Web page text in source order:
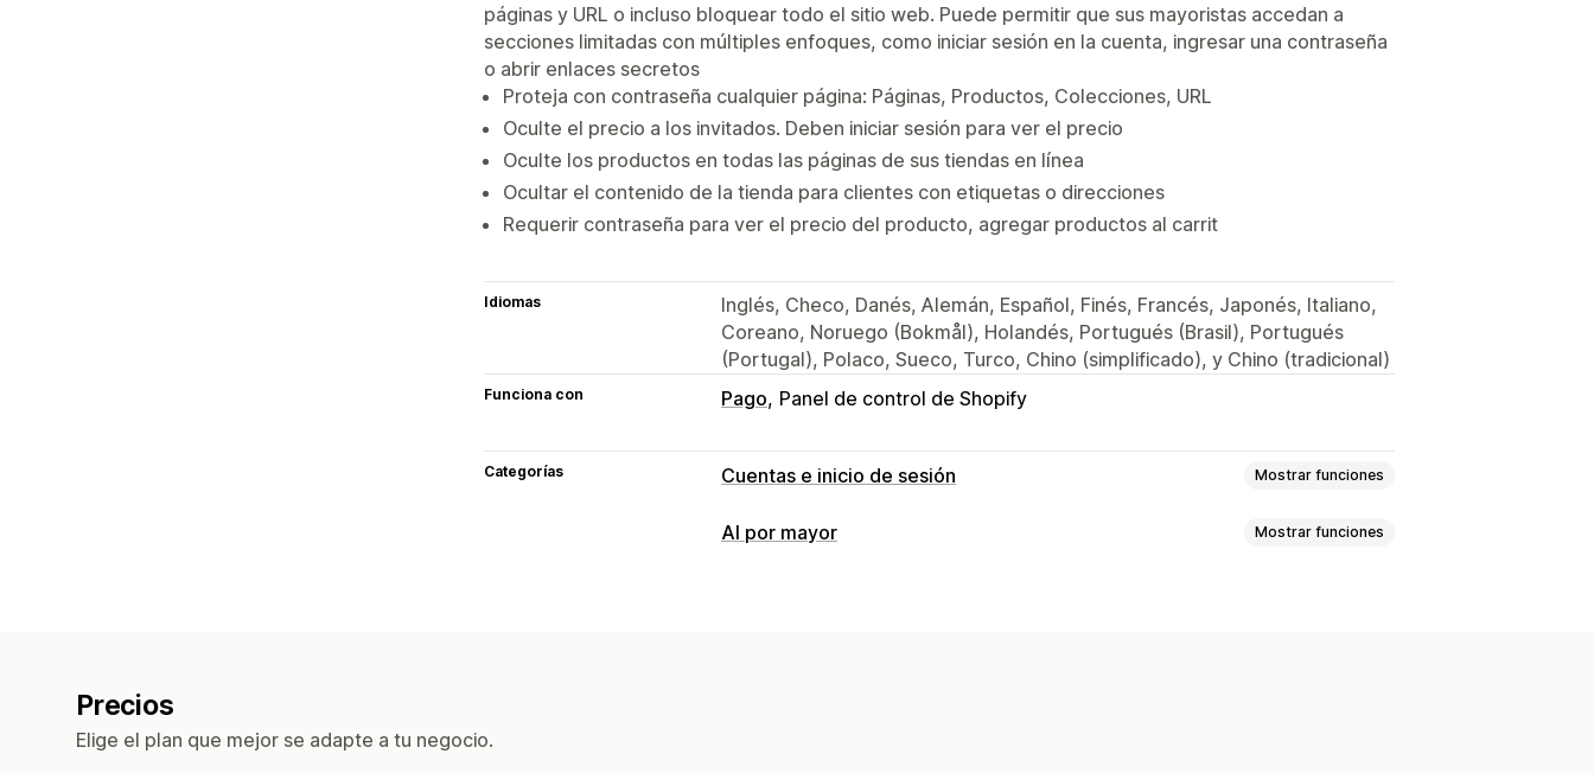
páginas y URL o incluso bloquear todo el sitio web. Puede permitir que sus mayoristas accedan a
secciones limitadas con múltiples enfoques, como iniciar sesión en la cuenta, ingresar una contraseña
o abrir enlaces secretos
Proteja con contraseña cualquier página: Páginas, Productos, Colecciones, URL
Oculte el precio a los invitados. Deben iniciar sesión para ver el precio
Oculte los productos en todas las páginas de sus tiendas en línea
Ocultar el contenido de la tienda para clientes con etiquetas o direcciones
Requerir contraseña para ver el precio del producto, agregar productos al carrit
Idiomas
Inglés, Checo, Danés, Alemán, Español, Finés, Francés, Japonés, Italiano,
Coreano, Noruego (Bokmål), Holandés, Portugués (Brasil), Portugués
(Portugal), Polaco, Sueco, Turco, Chino (simplificado), y Chino (tradicional)
Funciona con Pago Panel de control de Shopify
Categorías Cuentas e inicio de sesión Mostrar funciones
Inicio de sesión del cliente
Al por mayor Mostrar funciones
Precios
Elige el plan que mejor se adapte a tu negocio.